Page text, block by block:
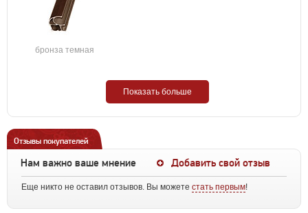
бронза темная
Показать больше
Отзывы покупателей
Нам важно ваше мнение Добавить свой отзыв
Еще никто не оставил отзывов. Вы можете стать первым!